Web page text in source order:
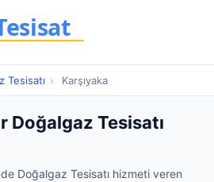
Tesisatı › Karşıyaka
Doğalgaz Tesisatı
Doğalgaz Tesisatı hizmeti veren